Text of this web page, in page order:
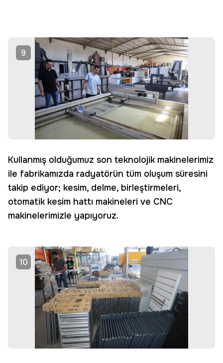
9
Kullanmış olduğumuz son teknolojik makinelerimiz
ile fabrikamızda radyatörün tüm oluşum süresini
takip ediyor; kesim, delme, birleştirmeleri,
otomatik kesim hattı makineleri ve CNC
makinelerimizle yapıyoruz.
10